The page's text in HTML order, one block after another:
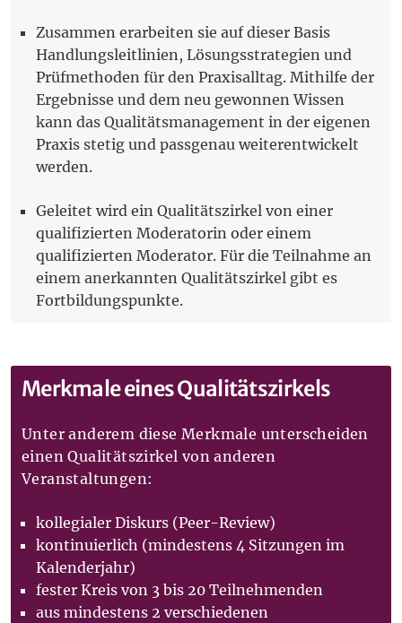
Zusammen erarbeiten sie auf dieser Basis
Handlungsleitlinien, Lösungsstrategien und
Prüfmethoden für den Praxisalltag. Mithilfe der
Ergebnisse und dem neu gewonnen Wissen
kann das Qualitätsmanagement in der eigenen
Praxis stetig und passgenau weiterentwickelt
werden.
Geleitet wird ein Qualitätszirkel von einer
qualifizierten Moderatorin oder einem
qualifizierten Moderator. Für die Teilnahme an
einem anerkannten Qualitätszirkel gibt es
Fortbildungspunkte.
Merkmale eines Qualitätszirkels
Unter anderem diese Merkmale unterscheiden
einen Qualitätszirkel von anderen
Veranstaltungen:
kollegialer Diskurs (Peer-Review)
kontinuierlich (mindestens 4 Sitzungen im
Kalenderjahr)
fester Kreis von 3 bis 20 Teilnehmenden
aus mindestens 2 verschiedenen